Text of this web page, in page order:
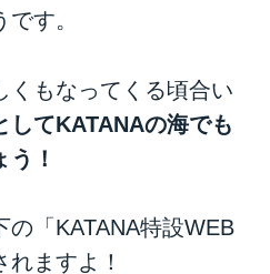
す。
くもなってくる頃合い
してKATANAの海でも
！
の「KATANA特設WEB
ますよ！